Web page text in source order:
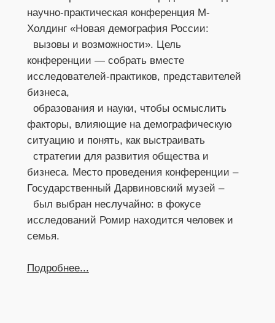
научно-практическая конференция М-
Холдинг «Новая демография России:
конференции — собрать вместе
исследователей-практиков, представителей
бизнеса,
факторы, влияющие на демографическую
ситуацию и понять, как выстраивать
бизнеса. Место проведения конференции –
Государственный Дарвиновский музей –
исследований Ромир находится человек и
семья.
Подробнее...